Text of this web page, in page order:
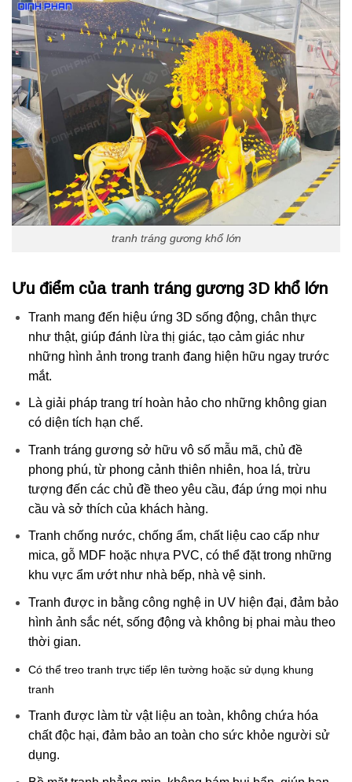
tranh tráng gương khổ lớn
Ưu điểm của tranh tráng gương 3D khổ lớn
Tranh mang đến hiệu ứng 3D sống động, chân thực
như thật, giúp đánh lừa thị giác, tạo cảm giác như
những hình ảnh trong tranh đang hiện hữu ngay trước
mắt.
Là giải pháp trang trí hoàn hảo cho những không gian
có diện tích hạn chế.
Tranh tráng gương sở hữu vô số mẫu mã, chủ đề
phong phú, từ phong cảnh thiên nhiên, hoa lá, trừu
tượng đến các chủ đề theo yêu cầu, đáp ứng mọi nhu
cầu và sở thích của khách hàng.
Tranh chống nước, chống ẩm, chất liệu cao cấp như
mica, gỗ MDF hoặc nhựa PVC, có thể đặt trong những
khu vực ẩm ướt như nhà bếp, nhà vệ sinh.
Tranh được in bằng công nghệ in UV hiện đại, đảm bảo
hình ảnh sắc nét, sống động và không bị phai màu theo
thời gian.
Có thể treo tranh trực tiếp lên tường hoặc sử dụng khung
tranh
Tranh được làm từ vật liệu an toàn, không chứa hóa
chất độc hại, đảm bảo an toàn cho sức khỏe người sử
dụng.